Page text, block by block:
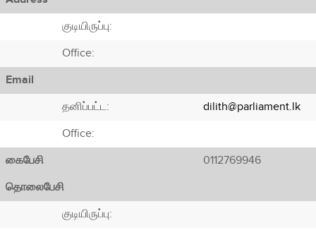
குடியிருப்பு:
Office:
Email
தனிப்பட்ட:
dilith@parliament.lk
Office:
கைபேசி
0112769946
தொலைபேசி
குடியிருப்பு: